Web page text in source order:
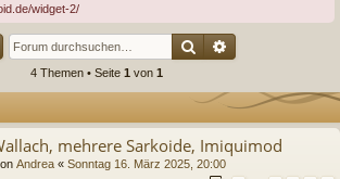
widget-2/
Suche
4 Themen • Seite 1 von 1
mehrere Sarkoide, Imiquimod
Andrea « Sonntag 16. März 2025, 20:00